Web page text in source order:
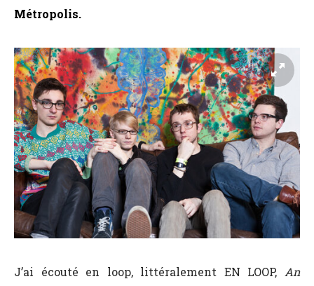
Métropolis.
J’ai écouté en loop, littéralement EN LOOP, An